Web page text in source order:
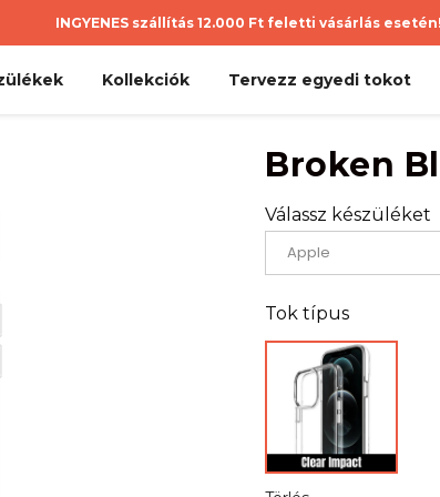
INGYENES szállítás 12.000 Ft feletti vásárlás esetén!
Kollekciók Tervezz egyedi tokot
Broken
Válassz készüléket
Tok típus